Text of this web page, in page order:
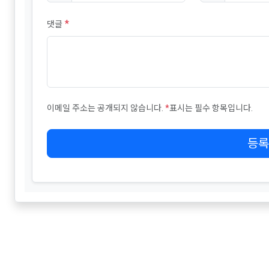
댓글 *
이메일 주소는 공개되지 않습니다. *표시는 필수 항목입니다.
등